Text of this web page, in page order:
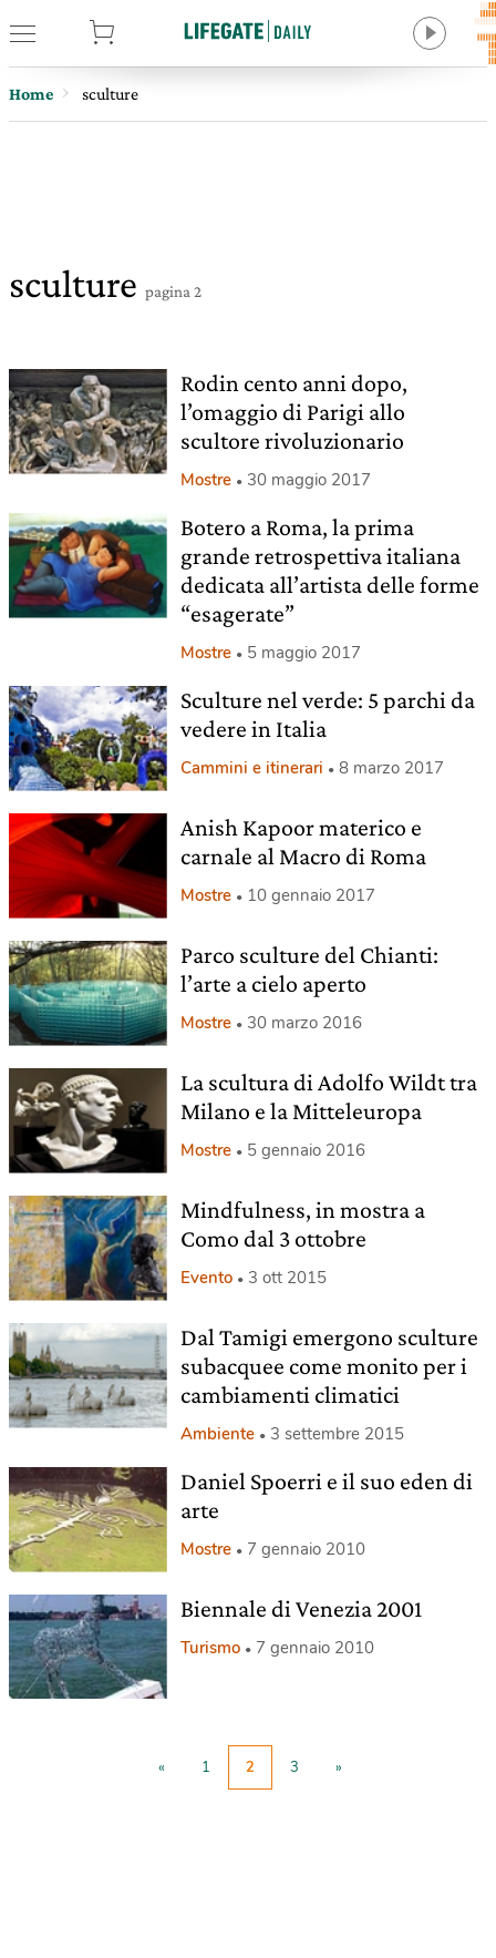
Home sculture
sculture pagina 2
Rodin cento anni dopo,
l’omaggio di Parigi allo
scultore rivoluzionario
Mostre 30 maggio 2017
Botero a Roma, la prima
grande retrospettiva italiana
dedicata all’artista delle forme
“esagerate”
Mostre 5 maggio 2017
Sculture nel verde: 5 parchi da
vedere in Italia
Cammini e itinerari 8 marzo 2017
Anish Kapoor materico e
carnale al Macro di Roma
Mostre 10 gennaio 2017
Parco sculture del Chianti:
l’arte a cielo aperto
Mostre 30 marzo 2016
La scultura di Adolfo Wildt tra
Milano e la Mitteleuropa
Mostre 5 gennaio 2016
Mindfulness, in mostra a
Como dal 3 ottobre
Evento 3 ott 2015
Dal Tamigi emergono sculture
subacquee come monito per i
cambiamenti climatici
Ambiente 3 settembre 2015
Daniel Spoerri e il suo eden di
arte
Mostre 7 gennaio 2010
Biennale di Venezia 2001
Turismo 7 gennaio 2010
« 1 2 3 »